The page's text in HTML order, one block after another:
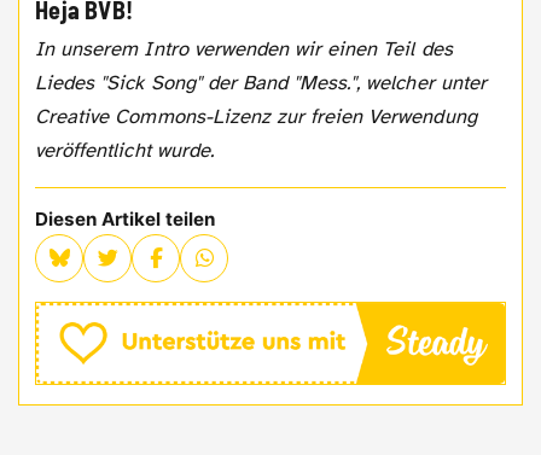
Heja BVB!
In unserem Intro verwenden wir einen Teil des
Liedes "Sick Song" der Band "Mess.", welcher unter
Creative Commons-Lizenz zur freien Verwendung
veröffentlicht wurde.
Diesen Artikel teilen